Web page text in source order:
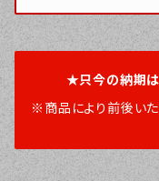
★只今の納期
※商品により前後い